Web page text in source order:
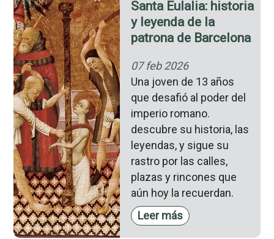
Santa Eulalia: historia
y leyenda de la
patrona de Barcelona
07 feb 2026
Una joven de 13 años
que desafió al poder del
imperio romano.
descubre su historia, las
leyendas, y sigue su
rastro por las calles,
plazas y rincones que
aún hoy la recuerdan.
Leer más